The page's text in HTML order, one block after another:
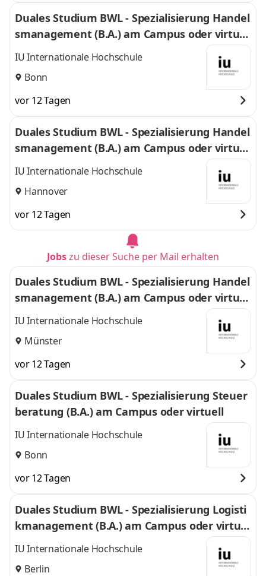
Duales Studium BWL - Spezialisierung Handel
smanagement (B.A.) am Campus oder virtuel
l
IU Internationale Hochschule
Bonn
vor 12 Tagen
Duales Studium BWL - Spezialisierung Handel
smanagement (B.A.) am Campus oder virtuel
l
IU Internationale Hochschule
Hannover
vor 12 Tagen
Jobszu dieser Suche per Mail erhalten
Duales Studium BWL - Spezialisierung Handel
smanagement (B.A.) am Campus oder virtuel
l
IU Internationale Hochschule
Münster
vor 12 Tagen
Duales Studium BWL - Spezialisierung Steuer
beratung (B.A.) am Campus oder virtuell
IU Internationale Hochschule
Bonn
vor 12 Tagen
Duales Studium BWL - Spezialisierung Logisti
kmanagement (B.A.) am Campus oder virtuel
l
IU Internationale Hochschule
Berlin